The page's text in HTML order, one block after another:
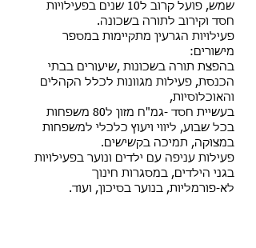
שמש, פועל קרוב ל10 שנים בפעילויות
חסד וקירוב לתורה בשכונה.
פעילויות הגרעין מתקיימות במספר
מישורים:
בהפצת תורה בשכונות ,שיעורים בבתי
הכנסת, פעילות מגוונות לכלל הקהלים
והאוכלוסיות,
בעשיית חסד -גמ"ח מזון ל80 משפחות
בכל שבוע, ליווי ויעוץ כלכלי למשפחות
במצוקה, תמיכה בקשישים.
פעילות עניפה עם ילדים ונוער בפעילויות
בגני הילדים, במסגרות חינוך
לא-פורמליות, בנוער בסיכון, ועוד.